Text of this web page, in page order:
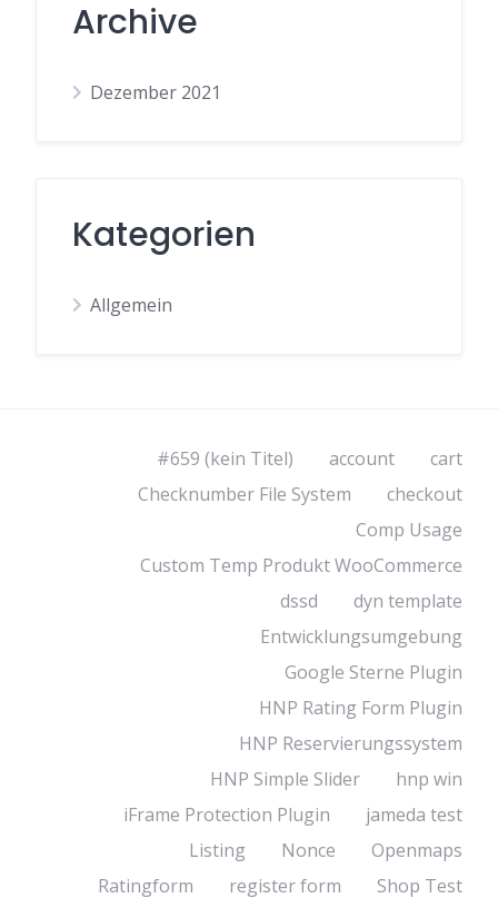
Archive
Dezember 2021
Kategorien
Allgemein
#659 (kein Titel) account
cart
Checknumber File System
checkout
Comp Usage
Custom Temp Produkt WooCommerce
dssd
dyn template
Entwicklungsumgebung
Google Sterne Plugin
HNP Rating Form Plugin
HNP Reservierungssystem
HNP Simple Slider
hnp win
iFrame Protection Plugin
jameda test
Listing
Nonce
Openmaps
Ratingform
register form Shop Test